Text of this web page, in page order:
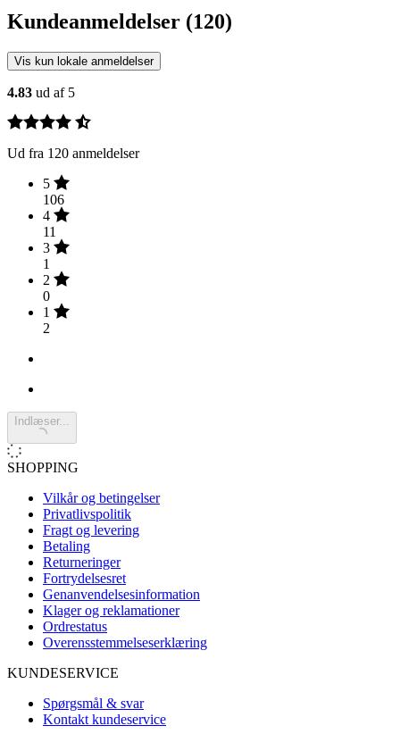
Kundeanmeldelser (120)
Vis kun lokale anmeldelser
4.83 ud af 5
Ud fra 120 anmeldelser
5
106
4
11
3
1
2
0
1
2
Indlæser...
SHOPPING
Vilkår og betingelser
Privatlivspolitik
Fragt og levering
Betaling
Returneringer
Fortrydelsesret
Genanvendelsesinformation
Klager og reklamationer
Ordrestatus
Overensstemmelseserklæring
KUNDESERVICE
Spørgsmål & svar
Kontakt kundeservice